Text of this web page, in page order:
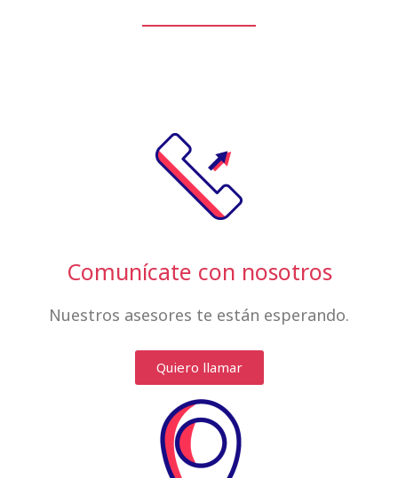
Comunícate con nosotros
Nuestros asesores te están esperando.
Quiero llamar